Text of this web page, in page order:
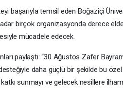
başarıyla temsil eden Boğaziçi
birçok organizasyonda derece
mücadele edecek.
paylaştı: “30 Ağustos Zafer
daha güçlü bir şekilde bu
sunmayı ve gelecek nesillere